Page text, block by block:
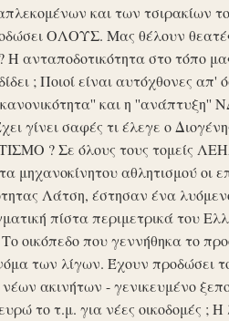
και των τσιρακίων
ΟΛΟΥΣ. Μας θέλουν
ανταποδοτικότητα στο τόπο
; Ποιοί είναι αυτόχθονες
και η
γίνει σαφές τι έλεγε ο
? Σε όλους τους τομείς
μηχανοκίνητου αθλητισμού οι
Λάτση, έστησαν ένα
πίστα περιμετρικά του
οικόπεδο που γεννήθηκα το
των λίγων. Έχουν προδώσει
ακινήτων - γενικευμένο
το τ.μ. για νέες οικοδομές